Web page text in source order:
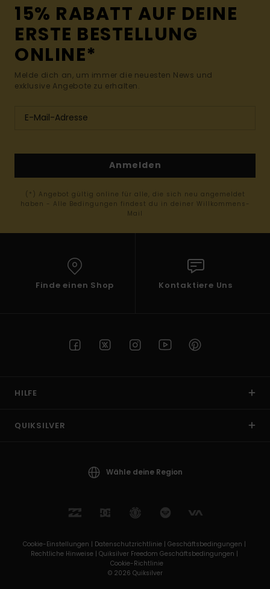
15% RABATT AUF DEINE
ERSTE BESTELLUNG
ONLINE*
Melde dich an, um immer die neuesten News und
exklusive Angebote zu erhalten.
Anmelden
(*) Angebot gültig online für alle, die sich neu angemeldet
haben - Alle Bedingungen findest du in deiner Willkommens-
Mail
Finde einen Shop Kontaktiere Uns
HILFE
QUIKSILVER
Wähle deine Region
Cookie-Einstellungen | Datenschutzrichtlinie | Geschäftsbedingungen |
Rechtliche Hinweise | Quiksilver Freedom Geschäftsbedingungen |
Cookie-Richtlinie
© 2026 Quiksilver